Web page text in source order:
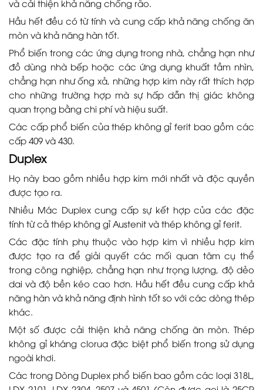
và cải thiện khả năng chống rão.
Hầu hết đều có từ tính và cung cấp khả năng chống ăn
mòn và khả năng hàn tốt.
Phổ biến trong các ứng dụng trong nhà, chẳng hạn như
đồ dùng nhà bếp hoặc các ứng dụng khuất tầm nhìn,
chẳng hạn như ống xả, những hợp kim này rất thích hợp
cho những trường hợp mà sự hấp dẫn thị giác không
quan trọng bằng chi phí và hiệu suất.
Các cấp phổ biến của thép không gỉ ferit bao gồm các
cấp 409 và 430.
Duplex
Họ này bao gồm nhiều hợp kim mới nhất và độc quyền
được tạo ra.
Nhiều Mác Duplex cung cấp sự kết hợp của các đặc
tính từ cả thép không gỉ Austenit và thép không gỉ ferit.
Các đặc tính phụ thuộc vào hợp kim vì nhiều hợp kim
được tạo ra để giải quyết các mối quan tâm cụ thể
trong công nghiệp, chẳng hạn như trọng lượng, độ dẻo
dai và độ bền kéo cao hơn. Hầu hết đều cung cấp khả
năng hàn và khả năng định hình tốt so với các dòng thép
khác.
Một số được cải thiện khả năng chống ăn mòn. Thép
không gỉ kháng clorua đặc biệt phổ biến trong sử dụng
ngoài khơi.
Các trong Dòng Duplex phổ biến bao gồm các loại 318L,